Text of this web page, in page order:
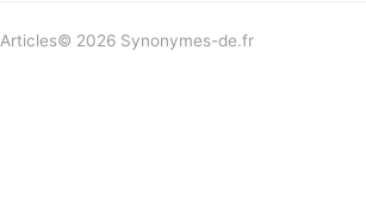
Articles© 2026 Synonymes-de.fr